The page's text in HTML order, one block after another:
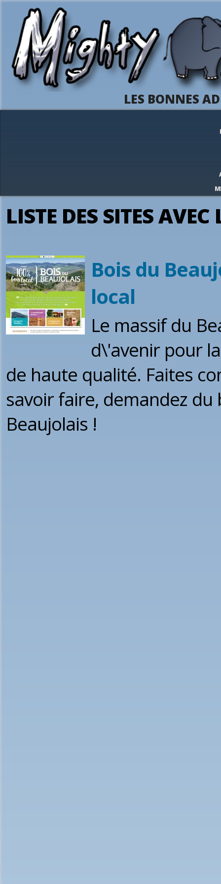
LES BONNES
LISTE DES SITES
Bois du
local
Le massif du
d\'avenir pour
de haute qualité. Faites
savoir faire, demandez
Beaujolais !